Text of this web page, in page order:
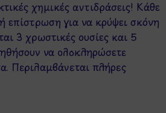
χημικές αντιδράσεις! Κάθε
επίστρωση για να κρύψει σκόνη
3 χρωστικές ουσίες και 5
να ολοκληρώσετε
Περιλαμβάνεται πλήρες